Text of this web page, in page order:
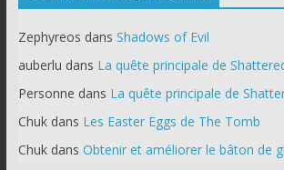
Zephyreos dans Shadows of Evil
auberlu dans La quête principale de
Personne dans La quête principale de
Chukdans Les Easter Eggs de The Tomb
Chukdans Obtenir et améliorer le bâton de